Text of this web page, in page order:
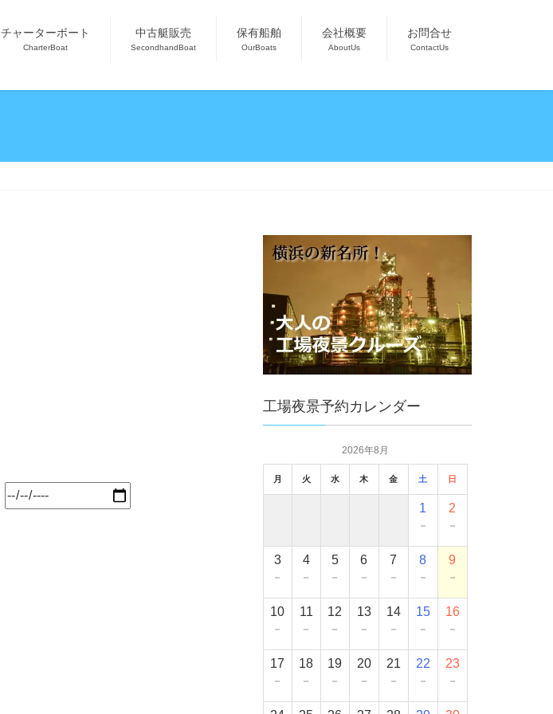
チャーターボート
CharterBoat
中古艇販売
SecondhandBoat
保有船舶
OurBoats
会社概要
AboutUs
お問合せ
ContactUs
工場夜景予約カレンダー
2026年8月
月 火 水 木 金 土 日
1
－
2
－
3
－
4
－
5
－
6
－
7
－
8
－
9
－
10
－
11
－
12
－
13
－
14
－
15
－
16
－
17
－
18
－
19
－
20
－
21
－
22
－
23
－